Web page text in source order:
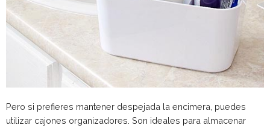
Pero si prefieres mantener despejada la encimera, puedes
utilizar cajones organizadores. Son ideales para almacenar